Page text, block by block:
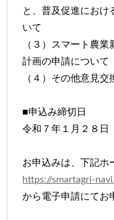
と、普及促進におけ
いて
（３）スマート農
計画の申請について
（４）その他意見
■申込み締切日
令和７年１月２８日
お申込みは、下記ホ
https://smartagri-
から電子申請にてお